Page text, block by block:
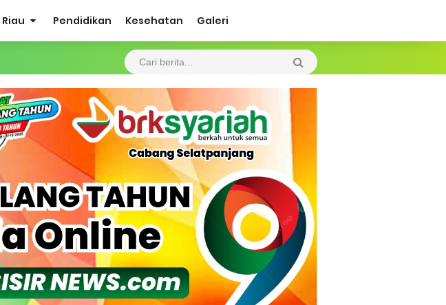
Pendidikan Kesehatan Galeri
Polda Riau.
Bergilir, Mesin 600 kW Diharapkan Jadi Solusi.
Jangan Hanya di Laut yang Beroperasi, Tambang Timah di Darat
PW IWO Riau Ulurkan Tangan Kemanusiaan
Program Jaminan Sosial Ketenagakerjaan Diperkuat
Konfirmasi ke PT Arara Abadi.